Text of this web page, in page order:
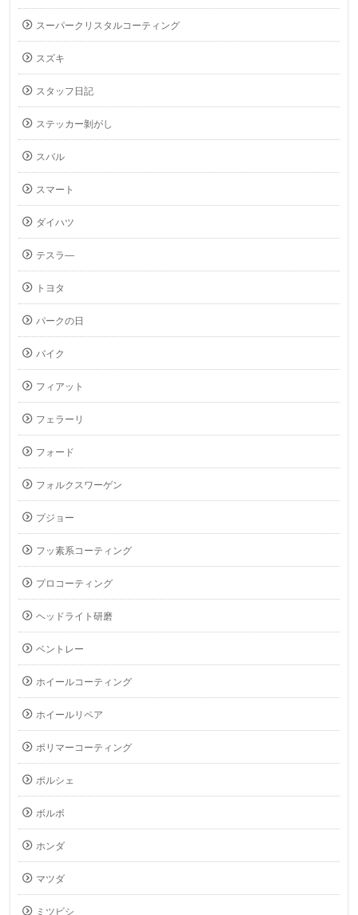
スーパークリスタルコーティング
スズキ
スタッフ日記
ステッカー剝がし
スバル
スマート
ダイハツ
テスラ―
トヨタ
パークの日
バイク
フィアット
フェラーリ
フォード
フォルクスワーゲン
プジョー
フッ素系コーティング
プロコーティング
ヘッドライト研磨
ベントレー
ホイールコーティング
ホイールリペア
ポリマーコーティング
ポルシェ
ボルボ
ホンダ
マツダ
ミツビシ